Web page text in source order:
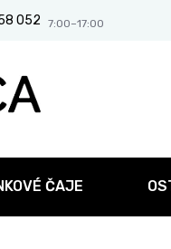
052
ČAJE